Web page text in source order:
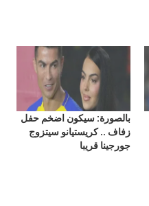
بالصورة: سيكون اضخم حفل
زفاف .. كريستيانو سيتزوج
جورجينا قريبا